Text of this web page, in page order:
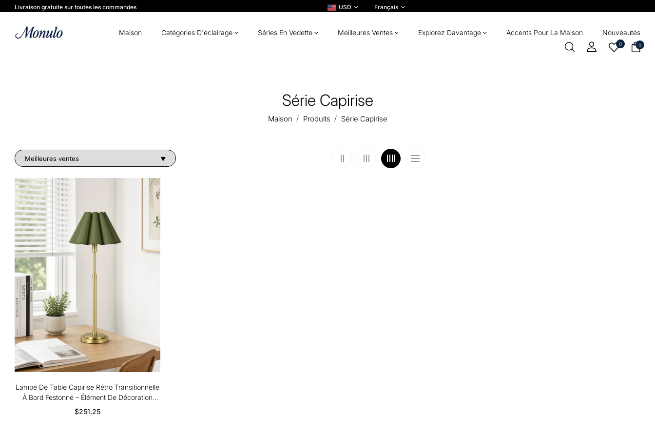
Livraison gratuite sur toutes les commandes USD Français
Maison Catégories D'éclairage Séries En Vedette Meilleures Ventes Explorez Davantage Accents Pour La Maison Nouveautés
0 0
Série Capirise
Maison Produits Série Capirise
Lampe De Table Capirise Rétro Transitionnelle
À Bord Festonné – Élément De Décoration
Pour Chambre Et Salon
$251.25